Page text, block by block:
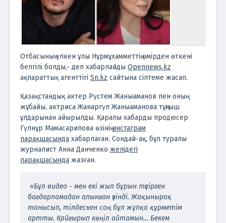
Отбасының үлкен ұлы Нұрмұхамметтің өмірден өткені
белгілі болды,- деп хабарлайды Opennews.kz
ақпараттық агенттігі Sn.kz сайтына сілтеме жасап.
Қазақстандық актер Рүстем Жаныаманов пен оның
жұбайы, актриса Жанаргүл Жаныаманова тұңғыш
ұлдарынан айырылды. Қаралы хабарды продюсер
Гүлнұр Мамасарипова өзініңинстаграм
парақшасында хабарлаған. Сондай-ақ, бұл туралы
журналист Анна Данченко желідегі
парақшасында жазған.
«Бұл видео - мен екі жыл бұрын түсірген
бағдарламадан алынған үзінді. Жақынырақ
танысып, тілдескен соң бұл жұпқа құрметім
артты. Қайғырып көңіл айтамын… Бекем